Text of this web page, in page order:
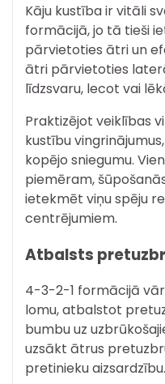
Kāju kustība ir vitāli
formācijā, jo tā tieši
pārvietoties ātri un
ātri pārvietoties
līdzsvaru, lecot vai
Praktizējot veiklības
kustību
kopējo sniegumu.
piemēram,
ietekmēt viņu spēju
centrējumiem.
Atbalsts
4-3-2-1 formācijā
lomu, atbalstot
bumbu uz
uzsākt ātrus
pretinieku aizsardzību.